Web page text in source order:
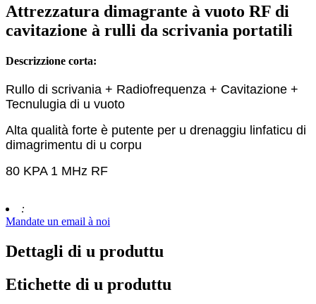
Attrezzatura dimagrante à vuoto RF di
cavitazione à rulli da scrivania portatili
Descrizzione corta:
Rullo di scrivania + Radiofrequenza + Cavitazione +
Tecnulugia di u vuoto
Alta qualità forte è putente per u drenaggiu linfaticu di
dimagrimentu di u corpu
80 KPA 1 MHz RF
:
Mandate un email à noi
Dettagli di u produttu
Etichette di u produttu